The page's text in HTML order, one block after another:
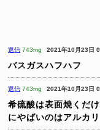
返信 743mg 2021年10月23日
バスガスハフハフ
返信 743mg 2021年10月23日
希硫酸は表面焼くだ
にやばいのはアルカリ